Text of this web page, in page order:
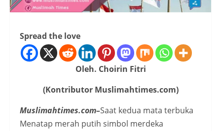
Spread the love
Oleh. Choirin Fitri
(Kontributor Muslimahtimes.com)
Muslimahtimes.com–Saat kedua mata terbuka
Menatap merah putih simbol merdeka